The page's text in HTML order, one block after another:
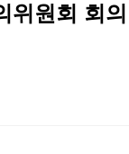
위원회 회의